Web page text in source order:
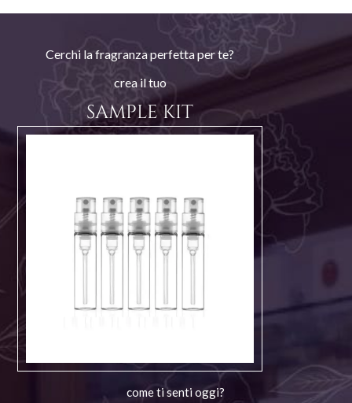
Cerchi la fragranza perfetta per te?
crea il tuo
SAMPLE KIT
come ti senti oggi?